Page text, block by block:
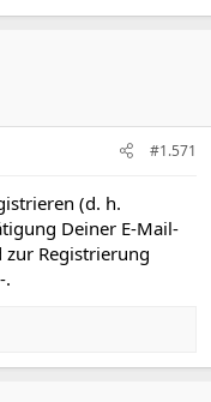
#1.571
(d. h.
Deiner E-Mail-
zur Registrierung
.